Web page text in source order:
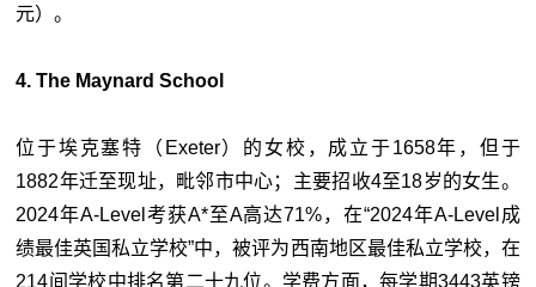
元）。
4. The Maynard School
位于埃克塞特（Exeter）的女校，成立于1658年，但于
1882年迁至现址，毗邻市中心；主要招收4至18岁的女生。
2024年A-Level考获A*至A高达71%，在“2024年A-Level成
绩最佳英国私立学校”中，被评为西南地区最佳私立学校，在
214间学校中排名第二十九位。学费方面，每学期3443英镑